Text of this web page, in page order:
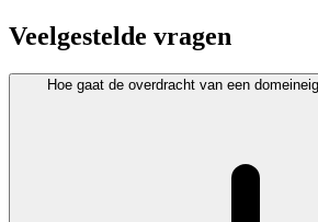
Veelgestelde vragen
Hoe gaat de overdracht van een